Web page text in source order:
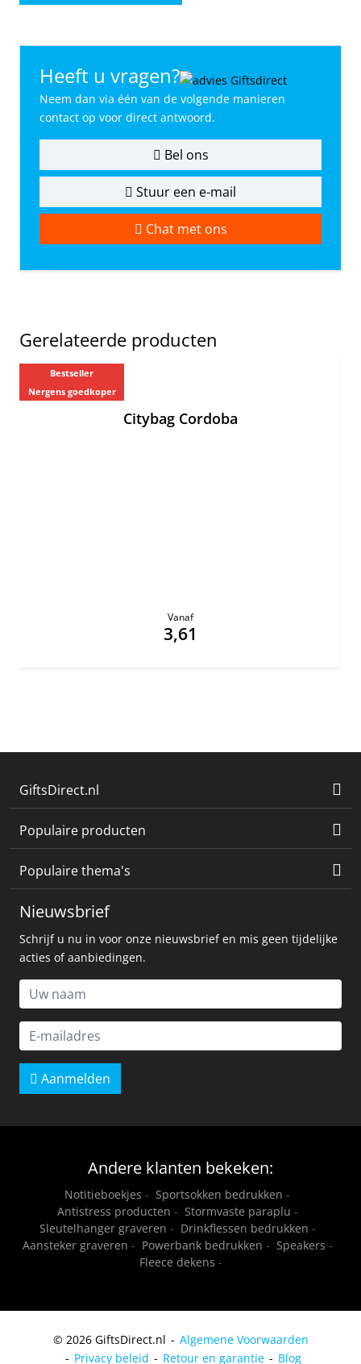
Heeft u vragen?
Neem dan via één van de volgende manieren
contact op voor direct antwoord.
Bel ons
Stuur een e-mail
Chat met ons
Gerelateerde producten
Bestseller
Nergens goedkoper
Citybag Cordoba
Vanaf
3,61
GiftsDirect.nl
Populaire producten
Populaire thema's
Nieuwsbrief
Schrijf u nu in voor onze nieuwsbrief en mis geen tijdelijke
acties of aanbiedingen.
Aanmelden
Andere klanten bekeken:
Notitieboekjes - Sportsokken bedrukken -
Antistress producten - Stormvaste paraplu -
Sleutelhanger graveren - Drinkflessen bedrukken -
Aansteker graveren - Powerbank bedrukken - Speakers -
Fleece dekens -
© 2026 GiftsDirect.nl
Algemene Voorwaarden
Privacy beleid
Retour en garantie Blog